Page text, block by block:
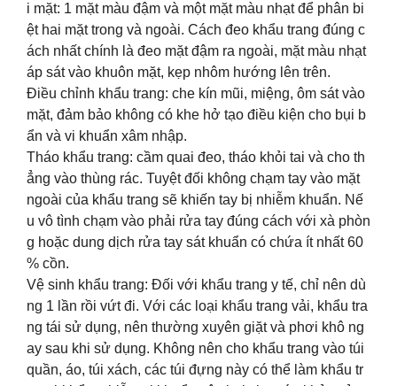
i mặt: 1 mặt màu đậm và một mặt màu nhạt để phân bi
ệt hai mặt trong và ngoài. Cách đeo khẩu trang đúng c
ách nhất chính là đeo mặt đậm ra ngoài, mặt màu nhạt
áp sát vào khuôn mặt, kẹp nhôm hướng lên trên.
Điều chỉnh khẩu trang: che kín mũi, miệng, ôm sát vào
mặt, đảm bảo không có khe hở tạo điều kiện cho bụi b
ẩn và vi khuẩn xâm nhập.
Tháo khẩu trang: cầm quai đeo, tháo khỏi tai và cho th
ẳng vào thùng rác. Tuyệt đối không chạm tay vào mặt
ngoài của khẩu trang sẽ khiến tay bị nhiễm khuẩn. Nế
u vô tình chạm vào phải rửa tay đúng cách với xà phòn
g hoặc dung dịch rửa tay sát khuẩn có chứa ít nhất 60
% cồn.
Vệ sinh khẩu trang: Đối với khẩu trang y tế, chỉ nên dù
ng 1 lần rồi vứt đi. Với các loại khẩu trang vải, khẩu tra
ng tái sử dụng, nên thường xuyên giặt và phơi khô ng
ay sau khi sử dụng. Không nên cho khẩu trang vào túi
quần, áo, túi xách, các túi đựng này có thể làm khẩu tr